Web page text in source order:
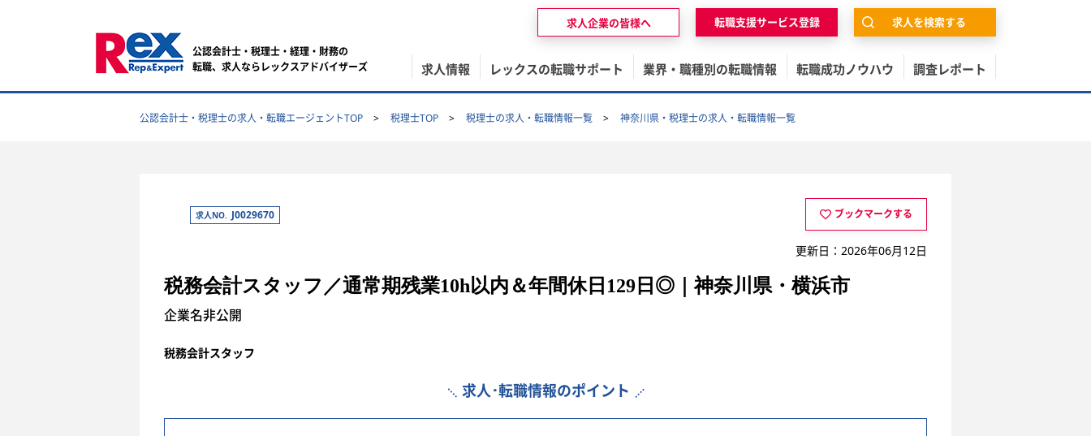
公認会計士・税理士・経理・財務の
転職、求人ならレックスアドバイザーズ
求人情報 レックスの転職サポート 業界・職種別の転職情報 転職成功ノウハウ 調査レポート
求人企業の皆様へ 転職支援サービス登録 求人を検索する
公認会計士・税理士の求人・転職エージェントTOP 税理士TOP 税理士の求人・転職情報一覧 神奈川県・税理士の求人・転職情報一覧
求人NO. J0029670 ブックマークする
更新日：2026年06月12日
税務会計スタッフ／通常期残業10h以内＆年間休日129日◎｜神奈川県・横浜市
企業名非公開
税務会計スタッフ
求人･転職情報のポイント